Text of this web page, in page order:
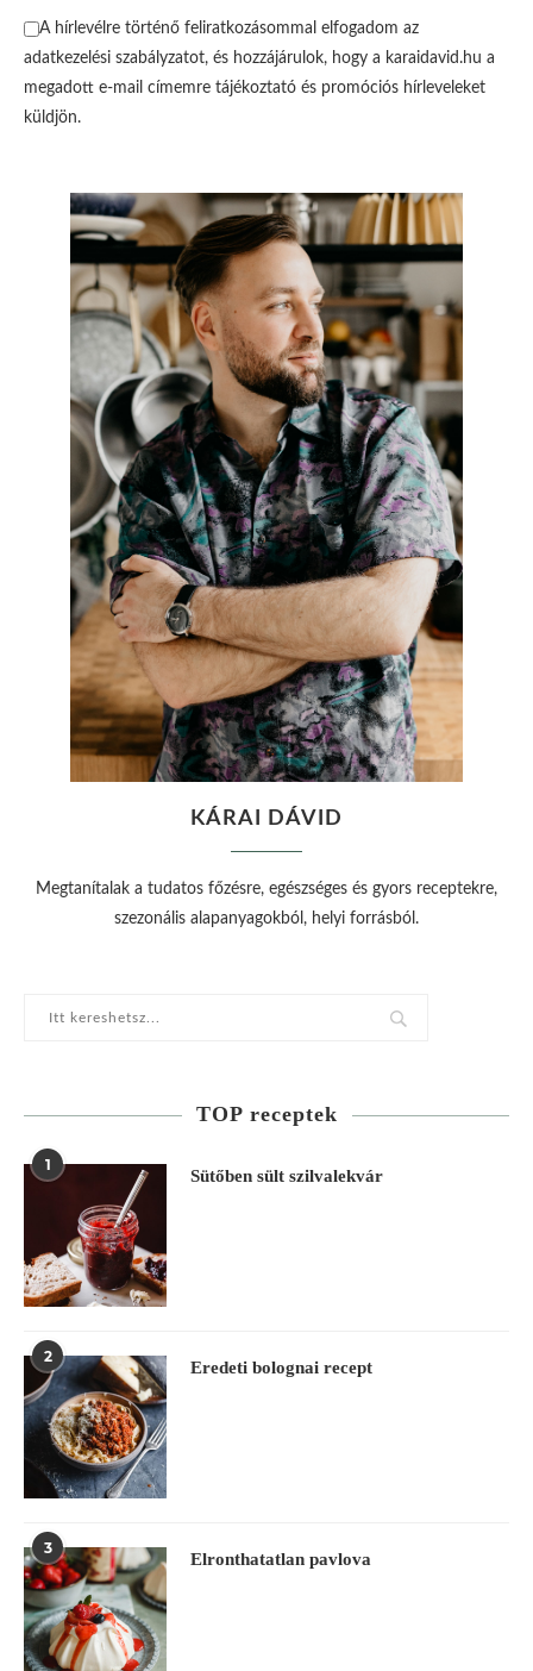
A hírlevélre történő feliratkozásommal elfogadom az
adatkezelési szabályzatot, és hozzájárulok, hogy a karaidavid.hu a
megadott e-mail címemre tájékoztató és promóciós hírleveleket
küldjön.
KÁRAI DÁVID
Megtanítalak a tudatos főzésre, egészséges és gyors receptekre,
szezonális alapanyagokból, helyi forrásból.
TOP receptek
1
Sütőben sült szilvalekvár
2
Eredeti bolognai recept
3
Elronthatatlan pavlova